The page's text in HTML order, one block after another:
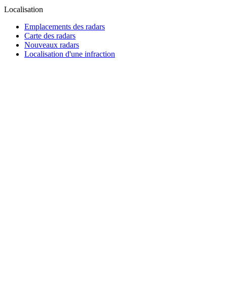
Localisation
Emplacements des radars
Carte des radars
Nouveaux radars
Localisation d'une infraction